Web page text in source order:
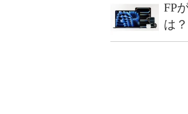
FP
は？